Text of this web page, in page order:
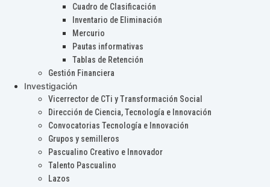
Cuadro de Clasificación
Inventario de Eliminación
Mercurio
Pautas informativas
Tablas de Retención
Gestión Financiera
Investigación
Vicerrector de CTi y Transformación Social
Dirección de Ciencia, Tecnología e Innovación
Convocatorias Tecnología e Innovación
Grupos y semilleros
Pascualino Creativo e Innovador
Talento Pascualino
Lazos